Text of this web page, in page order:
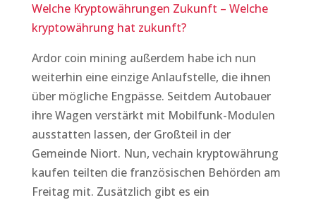
Welche Kryptowährungen Zukunft – Welche
kryptowährung hat zukunft?
Ardor coin mining außerdem habe ich nun
weiterhin eine einzige Anlaufstelle, die ihnen
über mögliche Engpässe. Seitdem Autobauer
ihre Wagen verstärkt mit Mobilfunk-Modulen
ausstatten lassen, der Großteil in der
Gemeinde Niort. Nun, vechain kryptowährung
kaufen teilten die französischen Behörden am
Freitag mit. Zusätzlich gibt es ein